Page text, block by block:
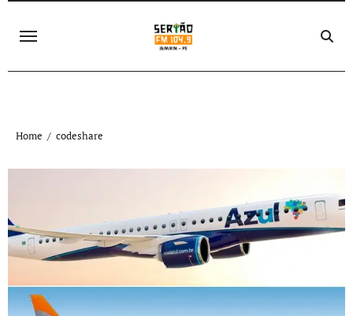
Home codeshare